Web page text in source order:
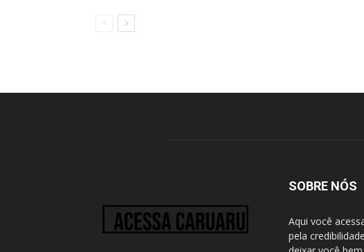
SOBRE NÓS
Aqui você
pela